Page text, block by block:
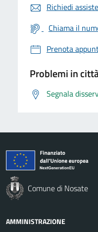
Richiedi
Chiama il
Prenota
Problemi in
Segnala
Comune di Nosate
AMMINISTRAZIONE